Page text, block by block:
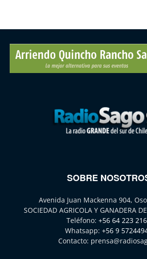
SOBRE
Avenida Juan Mackenna 904,
SOCIEDAD AGRICOLA Y GANADERA
Teléfono: +56 64 223
Whatsapp: +56 9
Contacto: